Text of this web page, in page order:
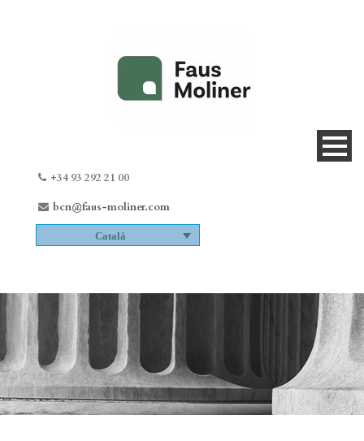
+34 93 292 21 00
bcn@faus-moliner.com
Català